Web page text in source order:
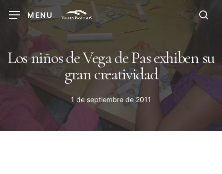
MENU
Los niños de Vega de Pas exhiben su
gran creatividad
1 de septiembre de 2011